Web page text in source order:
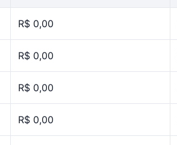
R$ 0,00
R$ 0,00
R$ 0,00
R$ 0,00